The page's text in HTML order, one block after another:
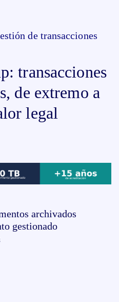
de transacciones
transacciones
de extremo a
legal
archivados
gestionado